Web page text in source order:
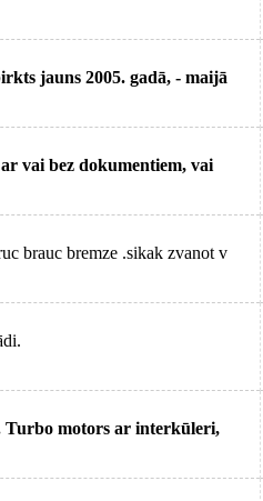
jauns 2005. gadā, - maijā
vai bez dokumentiem, vai
brauc bremze .sikak zvanot v
Turbo motors ar interkūleri,